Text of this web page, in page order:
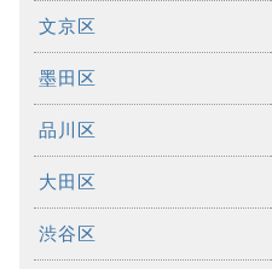
文京区
墨田区
品川区
大田区
渋谷区